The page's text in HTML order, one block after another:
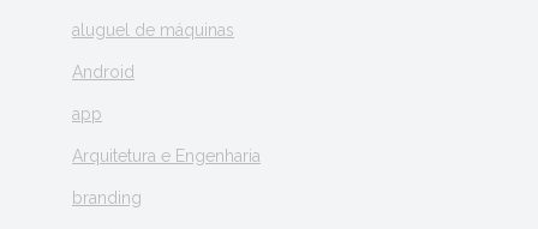
aluguel de máquinas
Android
app
Arquitetura e Engenharia
branding